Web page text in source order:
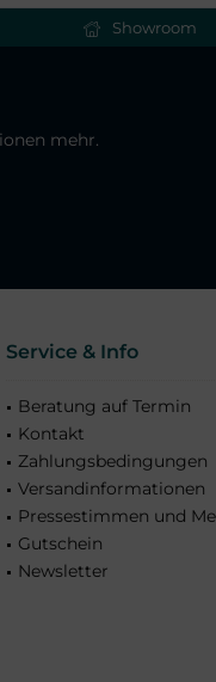
Showroom
mehr.
Service & Info
Beratung auf Termin
Kontakt
Zahlungsbedingungen
Versandinformationen
Pressestimmen und
Gutschein
Newsletter